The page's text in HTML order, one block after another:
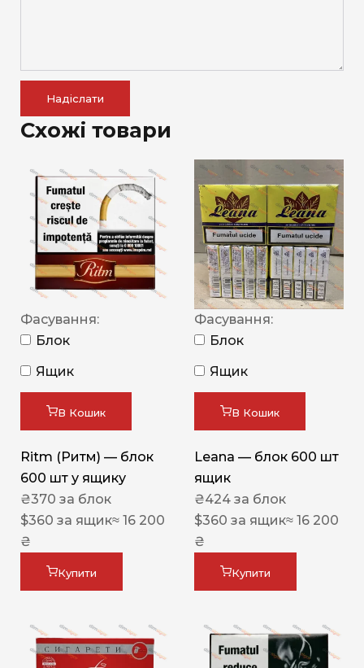
Надіслати
Схожі товари
Фасування:
Блок
Ящик
В Кошик
Ritm (Ритм) — блок
600 шт у ящику
₴370 за блок
$360 за ящик≈ 16 200
₴
Купити
Фасування:
Блок
Ящик
В Кошик
Leana — блок 600 шт
ящик
₴424 за блок
$360 за ящик≈ 16 200
₴
Купити